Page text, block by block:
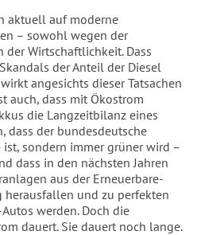
aktuell auf moderne
– sowohl wegen der
der Wirtschaftlichkeit. Dass
der Anteil der Diesel
angesichts dieser Tatsachen
auch, dass mit Ökostrom
die Langzeitbilanz eines
dass der bundesdeutsche
sondern immer grüner wird –
dass in den nächsten Jahren
aus der Erneuerbare-
herausfallen und zu perfekten
werden. Doch die
dauert. Sie dauert noch lange.